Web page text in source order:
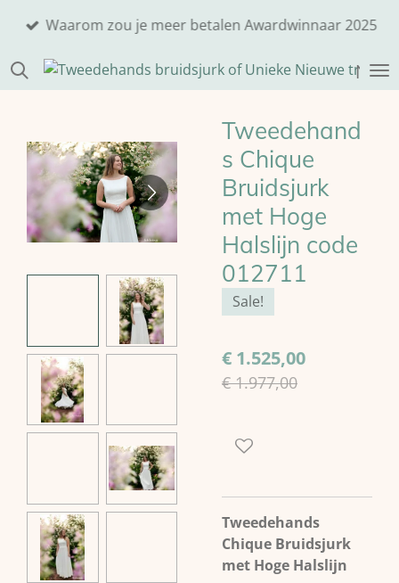
naar
Waarom zou je meer betalen Awardwinnaar 2025
Tweedehand
s Chique
Bruidsjurk
met Hoge
Halslijn code
012711
Sale!
€ 1.525,00
€ 1.977,00
Tweedehands
Chique Bruidsjurk
met Hoge Halslijn